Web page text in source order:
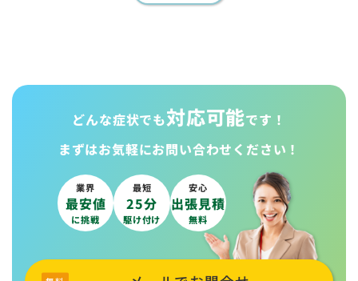
どんな症状でも対応可能です！
まずはお気軽にお問い合わせください！
業界
最安値
に挑戦
最短
25分
駆け付け
安心
出張見積
無料